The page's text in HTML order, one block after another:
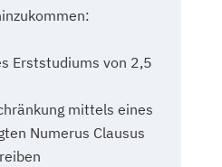
Erststudiums von 2,5
mittels eines
Numerus Clausus